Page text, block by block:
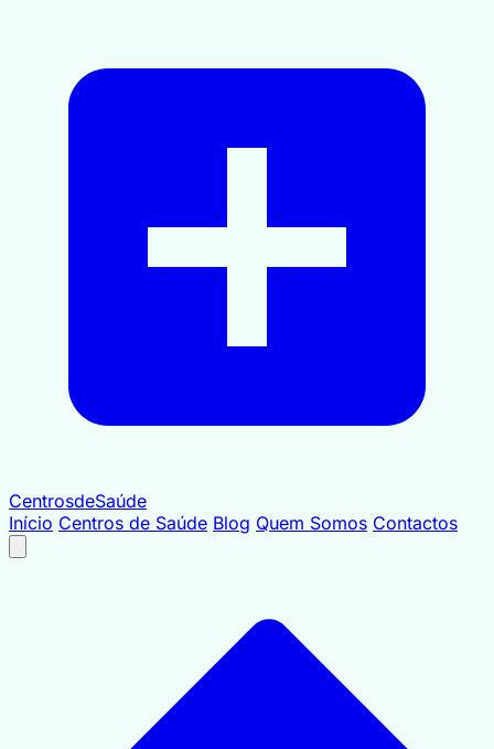
CentrosdeSaúde
Início Centros de Saúde Blog Quem Somos Contactos